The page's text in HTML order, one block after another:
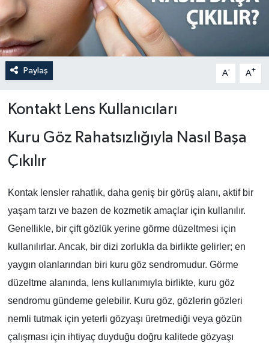
Paylaş A- A+
Kontakt Lens Kullanıcıları
Kuru Göz Rahatsızlığıyla Nasıl Başa
Çıkılır
Kontak lensler rahatlık, daha geniş bir görüş alanı, aktif bir
yaşam tarzı ve bazen de kozmetik amaçlar için kullanılır.
Genellikle, bir çift gözlük yerine görme düzeltmesi için
kullanılırlar. Ancak, bir dizi zorlukla da birlikte gelirler; en
yaygın olanlarından biri kuru göz sendromudur. Görme
düzeltme alanında, lens kullanımıyla birlikte, kuru göz
sendromu gündeme gelebilir. Kuru göz, gözlerin gözleri
nemli tutmak için yeterli gözyaşı üretmediği veya gözün
çalışması için ihtiyaç duyduğu doğru kalitede gözyaşı